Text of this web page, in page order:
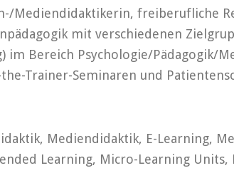
Mediendidaktikerin, freiberufliche
mit verschiedenen
im Bereich Psychologie/Pädagogik/
Trainer-Seminaren und
Mediendidaktik, E-Learning,
Learning, Micro-Learning